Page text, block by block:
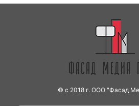
© с 2018 г. ООО "Фасад